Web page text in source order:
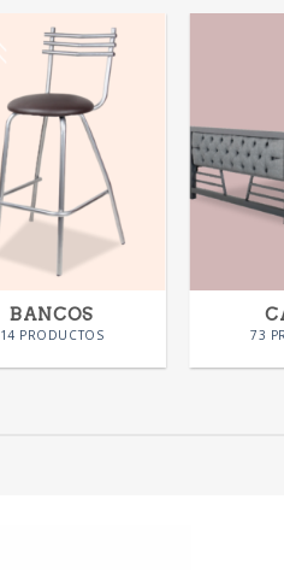
BANCOS
14 PRODUCTOS 73